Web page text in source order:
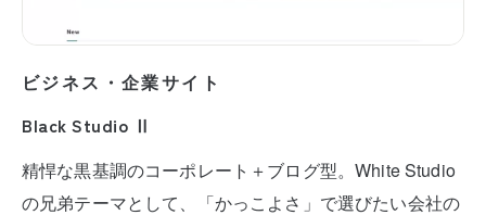
ビジネス・企業サイト
Black Studio Ⅱ
精悍な黒基調のコーポレート＋ブログ型。White Studio
の兄弟テーマとして、「かっこよさ」で選びたい会社の